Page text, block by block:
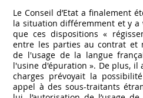
Le Conseil d’Etat a finalement
la situation différemment et y
que ces dispositions «
entre les parties au contrat et
de l'usage de la langue
l'usine d'épuration ». De plus,
charges prévoyait la
appel à des sous-traitants